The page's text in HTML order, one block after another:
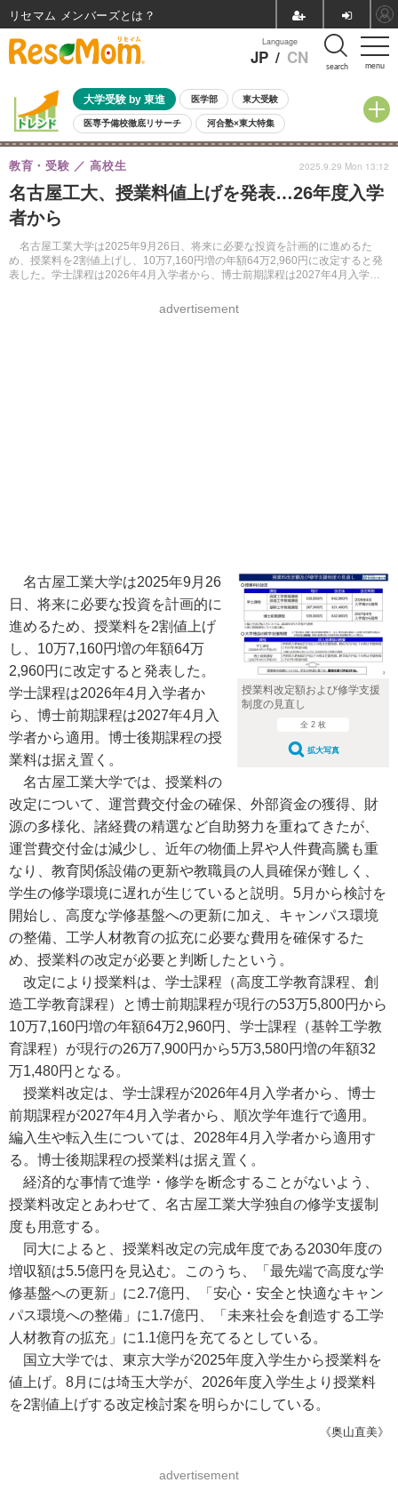
menu
Language
JP / CN search
大学受験 by 東進 医学部 東大受験
医専予備校徹底リサーチ 河合塾×東大特集
親子で考える大学選び 高校受験 中学受験 小学校受験
共通テスト 夏休み
8月開催イベント・WS 全国公立高校 過去問 人気記事
自由研究教材（小学生向け）
名古屋工大、授業料値上げを発表…26年度入学
者から
名古屋工業大学は2025年9月26日、将来に必要な投資を計画的に進めるた
め、授業料を2割値上げし、10万7,160円増の年額64万2,960円に改定すると発
表した。学士課程は2026年4月入学者から、博士前期課程は2027年4月入学者
教育・受験 高校生
advertisement
2025.9.29 Mon 13:12
授業料改定額および修学支援
制度の見直し
全 2 枚
拡大写真
名古屋工業大学は2025年9月26
日、将来に必要な投資を計画的に
進めるため、授業料を2割値上げ
し、10万7,160円増の年額64万
2,960円に改定すると発表した。
学士課程は2026年4月入学者か
ら、博士前期課程は2027年4月入
学者から適用。博士後期課程の授
業料は据え置く。
名古屋工業大学では、授業料の
改定について、運営費交付金の確保、外部資金の獲得、財
源の多様化、諸経費の精選など自助努力を重ねてきたが、
運営費交付金は減少し、近年の物価上昇や人件費高騰も重
なり、教育関係設備の更新や教職員の人員確保が難しく、
学生の修学環境に遅れが生じていると説明。5月から検討を
開始し、高度な学修基盤への更新に加え、キャンパス環境
の整備、工学人材教育の拡充に必要な費用を確保するた
め、授業料の改定が必要と判断したという。
改定により授業料は、学士課程（高度工学教育課程、創
造工学教育課程）と博士前期課程が現行の53万5,800円から
10万7,160円増の年額64万2,960円、学士課程（基幹工学教
育課程）が現行の26万7,900円から5万3,580円増の年額32
万1,480円となる。
授業料改定は、学士課程が2026年4月入学者から、博士
前期課程が2027年4月入学者から、順次学年進行で適用。
編入生や転入生については、2028年4月入学者から適用す
る。博士後期課程の授業料は据え置く。
経済的な事情で進学・修学を断念することがないよう、
授業料改定とあわせて、名古屋工業大学独自の修学支援制
度も用意する。
同大によると、授業料改定の完成年度である2030年度の
増収額は5.5億円を見込む。このうち、「最先端で高度な学
修基盤への更新」に2.7億円、「安心・安全と快適なキャン
パス環境への整備」に1.7億円、「未来社会を創造する工学
人材教育の拡充」に1.1億円を充てるとしている。
国立大学では、東京大学が2025年度入学生から授業料を
値上げ。8月には埼玉大学が、2026年度入学生より授業料
を2割値上げする改定検討案を明らかにしている。
《奥山直美》
advertisement
リセマム メンバーズ